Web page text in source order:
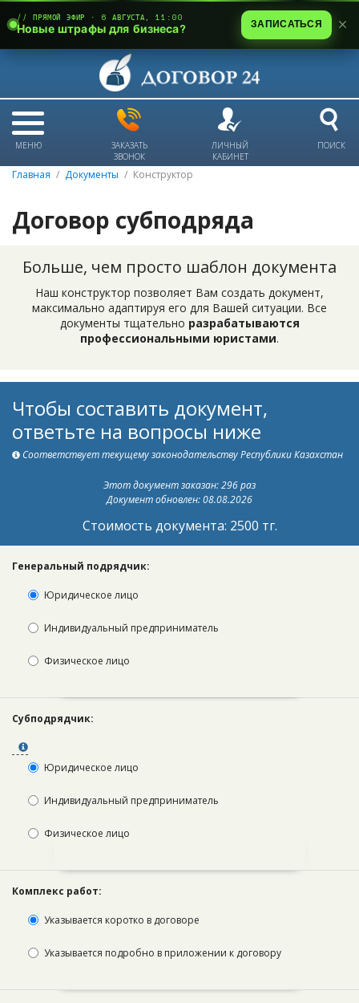
МЕНЮ
ЗАКАЗАТЬ
ЗВОНОК
ЛИЧНЫЙ
КАБИНЕТ
ПОИСК
Главная Документы Конструктор
Договор субподряда
Больше, чем просто шаблон документа
Наш конструктор позволяет Вам создать документ,
максимально адаптируя его для Вашей ситуации. Все
документы тщательно разрабатываются
профессиональными юристами.
Чтобы составить документ,
ответьте на вопросы ниже
Соответствует текущему законодательству Республики Казахстан
Этот документ заказан: 296 раз
Документ обновлен: 08.08.2026
Стоимость документа: 2500 тг.
Генеральный подрядчик:
Юридическое лицо
Индивидуальный предприниматель
Физическое лицо
Субподрядчик:
Юридическое лицо
Индивидуальный предприниматель
Физическое лицо
Комплекс работ:
Указывается коротко в договоре
Указывается подробно в приложении к договору
// ПРЯМОЙ ЭФИР · 6 АВГУСТА, 11:00
Новые штрафы для бизнеса? ЗАПИСАТЬСЯ